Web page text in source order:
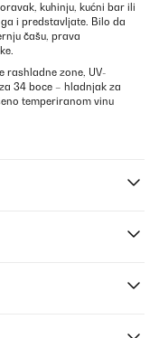
kuhinju, kućni bar ili
i predstavljate. Bilo da
čašu, prava
rashladne zone, UV-
34 boce – hladnjak za
temperiranom vinu